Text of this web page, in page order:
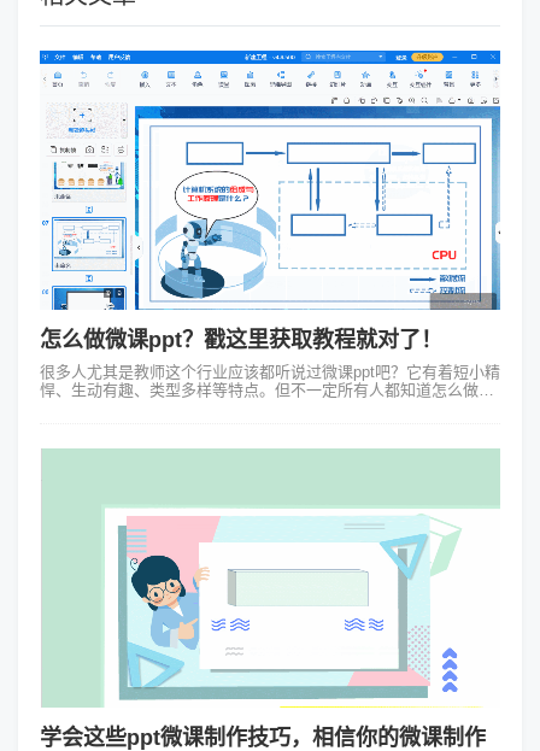
怎么做微课ppt？戳这里获取教程就对了！
很多人尤其是教师这个行业应该都听说过微课ppt吧？它有着短小精
悍、生动有趣、类型多样等特点。但不一定所有人都知道怎么做微
学会这些ppt微课制作技巧，相信你的微课制作